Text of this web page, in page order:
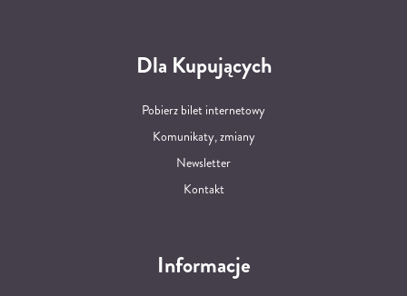
Dla Kupujących
Pobierz bilet internetowy
Komunikaty, zmiany
Newsletter
Kontakt
Informacje